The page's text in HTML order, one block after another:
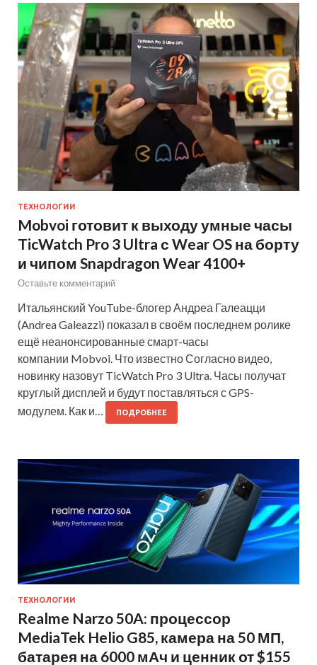
ТЕХНОЛОГИИ
Mobvoi готовит к выходу умные часы
TicWatch Pro 3 Ultra с Wear OS на борту
и чипом Snapdragon Wear 4100+
Оставьте комментарий
Итальянский YouTube-блогер Андреа Галеацци
(Andrea Galeazzi) показал в своём последнем ролике
ещё неанонсированные смарт-часы
компании Mobvoi. Что известно Согласно видео,
новинку назовут TicWatch Pro 3 Ultra. Часы получат
круглый дисплей и будут поставляться с GPS-
модулем. Как и…
ПОДРОБНЕЕ
ТЕХНОЛОГИИ
Realme Narzo 50A: процессор
MediaTek Helio G85, камера на 50 МП,
батарея на 6000 мАч и ценник от $155